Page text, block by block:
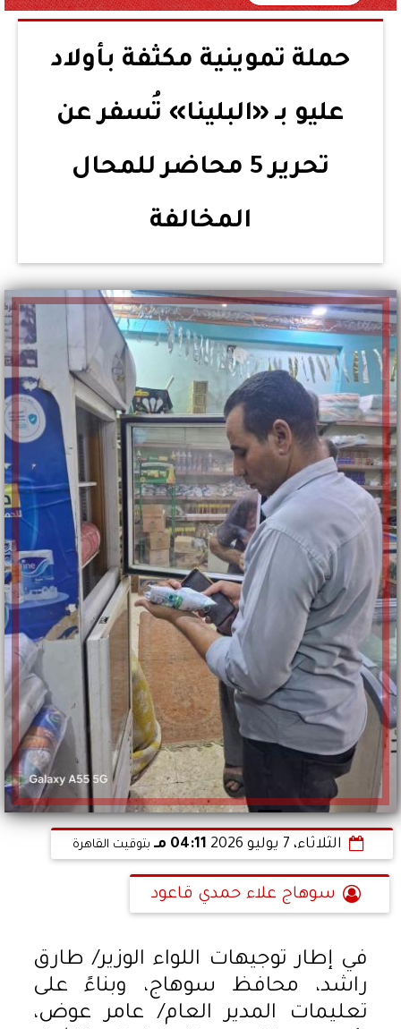
حملة تموينية مكثفة بأولاد
عليو بـ «البلينا» تُسفر عن
تحرير 5 محاضر للمحال
المخالفة
الثلاثاء، 7 يوليو 2026 04:11 مـ بتوقيت القاهرة
سوهاج علاء حمدي قاعود
في إطار توجيهات اللواء الوزير/ طارق
راشد، محافظ سوهاج، وبناءً على
تعليمات المدير العام/ عامر عوض،